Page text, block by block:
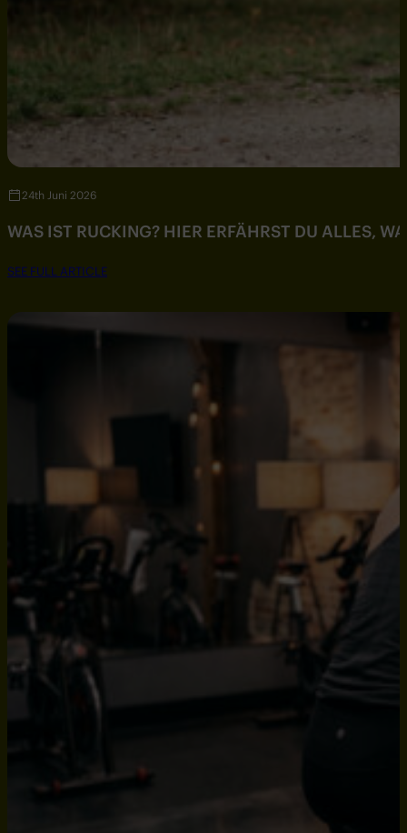
24th Juni 2026
WAS IST RUCKING? HIER ERFÄHRST DU ALLES,
SEE FULL ARTICLE